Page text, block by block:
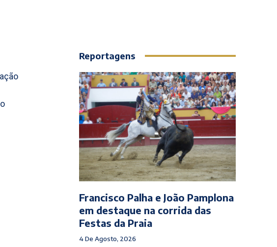
Reportagens
Francisco Palha e João Pamplona
em destaque na corrida das
Festas da Praia
4 De Agosto, 2026